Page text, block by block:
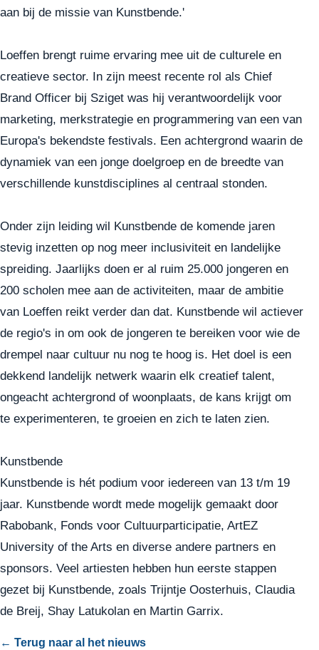
aan bij de missie van Kunstbende.'
Loeffen brengt ruime ervaring mee uit de culturele en
creatieve sector. In zijn meest recente rol als Chief
Brand Officer bij Sziget was hij verantwoordelijk voor
marketing, merkstrategie en programmering van een van
Europa's bekendste festivals. Een achtergrond waarin de
dynamiek van een jonge doelgroep en de breedte van
verschillende kunstdisciplines al centraal stonden.
Onder zijn leiding wil Kunstbende de komende jaren
stevig inzetten op nog meer inclusiviteit en landelijke
spreiding. Jaarlijks doen er al ruim 25.000 jongeren en
200 scholen mee aan de activiteiten, maar de ambitie
van Loeffen reikt verder dan dat. Kunstbende wil actiever
de regio's in om ook de jongeren te bereiken voor wie de
drempel naar cultuur nu nog te hoog is. Het doel is een
dekkend landelijk netwerk waarin elk creatief talent,
ongeacht achtergrond of woonplaats, de kans krijgt om
te experimenteren, te groeien en zich te laten zien.
Kunstbende
Kunstbende is hét podium voor iedereen van 13 t/m 19
jaar. Kunstbende wordt mede mogelijk gemaakt door
Rabobank, Fonds voor Cultuurparticipatie, ArtEZ
University of the Arts en diverse andere partners en
sponsors. Veel artiesten hebben hun eerste stappen
gezet bij Kunstbende, zoals Trijntje Oosterhuis, Claudia
de Breij, Shay Latukolan en Martin Garrix.
← Terug naar al het nieuws